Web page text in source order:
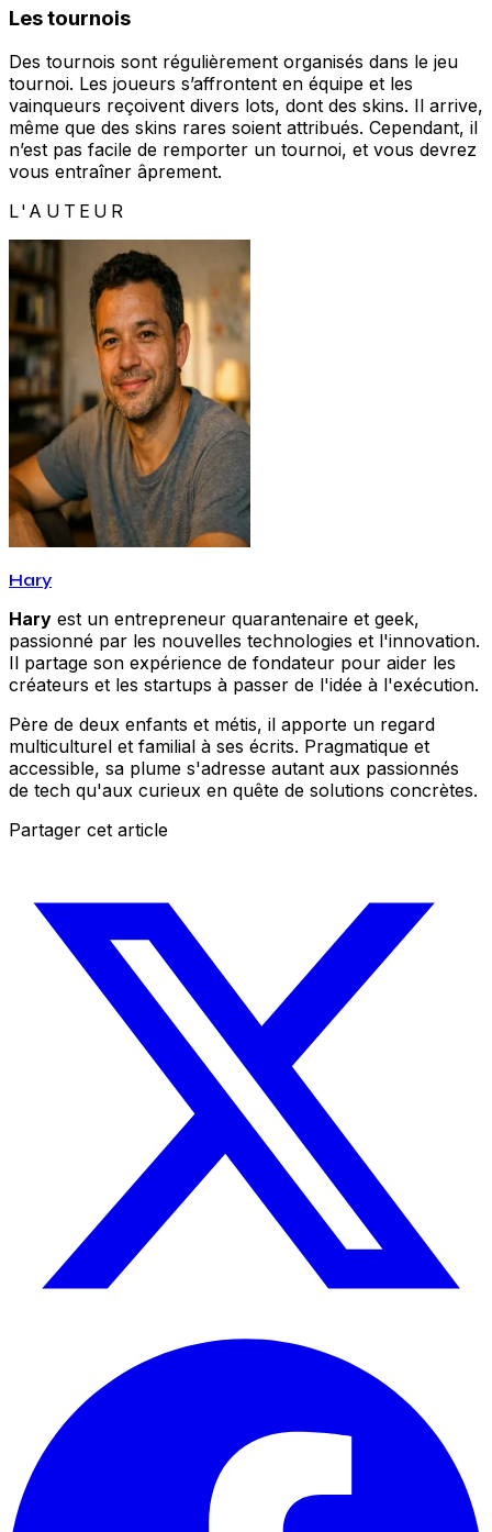
Les tournois
Des tournois sont régulièrement organisés dans le jeu
tournoi. Les joueurs s’affrontent en équipe et les
vainqueurs reçoivent divers lots, dont des skins. Il arrive,
même que des skins rares soient attribués. Cependant, il
n’est pas facile de remporter un tournoi, et vous devrez
vous entraîner âprement.
L'AUTEUR
Hary
Hary est un entrepreneur quarantenaire et geek,
passionné par les nouvelles technologies et l'innovation.
Il partage son expérience de fondateur pour aider les
créateurs et les startups à passer de l'idée à l'exécution.
Père de deux enfants et métis, il apporte un regard
multiculturel et familial à ses écrits. Pragmatique et
accessible, sa plume s'adresse autant aux passionnés
de tech qu'aux curieux en quête de solutions concrètes.
Partager cet article